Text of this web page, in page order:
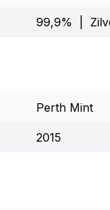
99,9% |
Perth Mint
2015